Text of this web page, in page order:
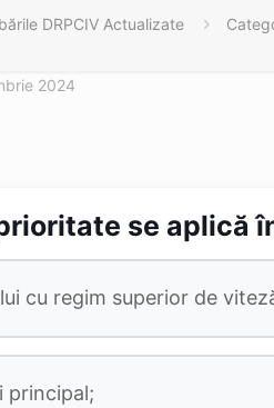
DRPCIV Actualizate
2024
se
cu regim superior de
principal;